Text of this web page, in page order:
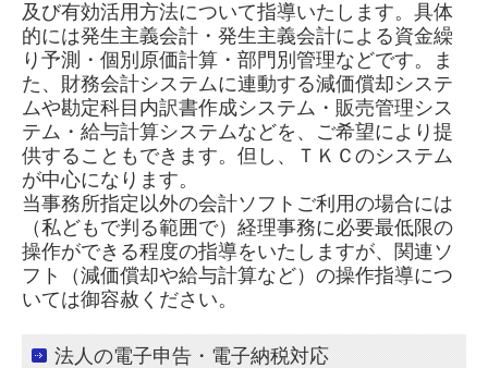
及び有効活用方法について指導いたします。具体
的には発生主義会計・発生主義会計による資金繰
り予測・個別原価計算・部門別管理などです。ま
た、財務会計システムに連動する減価償却システ
ムや勘定科目内訳書作成システム・販売管理シス
テム・給与計算システムなどを、ご希望により提
供することもできます。但し、ＴＫＣのシステム
が中心になります。
当事務所指定以外の会計ソフトご利用の場合には
（私どもで判る範囲で）経理事務に必要最低限の
操作ができる程度の指導をいたしますが、関連ソ
フト（減価償却や給与計算など）の操作指導につ
いては御容赦ください。
法人の電子申告・電子納税対応